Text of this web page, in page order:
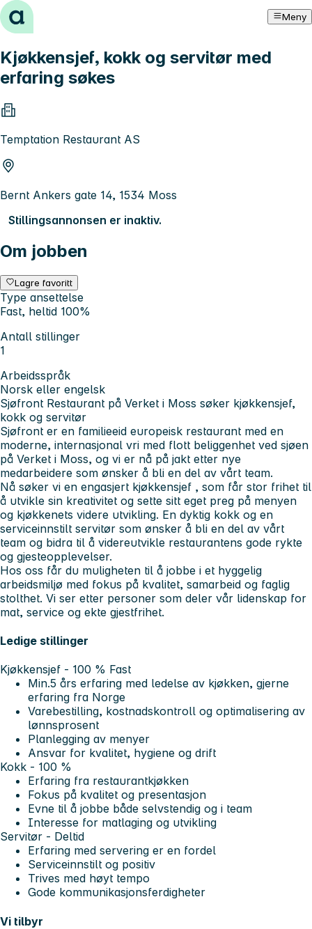
Hopp til innhold Meny
Kjøkkensjef, kokk og servitør med
erfaring søkes
Temptation Restaurant AS
Bernt Ankers gate 14, 1534 Moss
Stillingsannonsen er inaktiv.
Om jobben
Lagre favoritt
Type ansettelse
Fast, heltid 100%
Antall stillinger
1
Arbeidsspråk
Norsk eller engelsk
Sjøfront Restaurant på Verket i Moss søker kjøkkensjef,
kokk og servitør
Sjøfront er en familieeid europeisk restaurant med en
moderne, internasjonal vri med flott beliggenhet ved sjøen
på Verket i Moss, og vi er nå på jakt etter nye
medarbeidere som ønsker å bli en del av vårt team.
Nå søker vi en engasjert kjøkkensjef , som får stor frihet til
å utvikle sin kreativitet og sette sitt eget preg på menyen
og kjøkkenets videre utvikling. En dyktig kokk og en
serviceinnstilt servitør som ønsker å bli en del av vårt
team og bidra til å videreutvikle restaurantens gode rykte
og gjesteopplevelser.
Hos oss får du muligheten til å jobbe i et hyggelig
arbeidsmiljø med fokus på kvalitet, samarbeid og faglig
stolthet. Vi ser etter personer som deler vår lidenskap for
mat, service og ekte gjestfrihet.
Ledige stillinger
Kjøkkensjef - 100 % Fast
Min.5 års erfaring med ledelse av kjøkken, gjerne
erfaring fra Norge
Varebestilling, kostnadskontroll og optimalisering av
lønnsprosent
Planlegging av menyer
Ansvar for kvalitet, hygiene og drift
Kokk - 100 %
Erfaring fra restaurantkjøkken
Fokus på kvalitet og presentasjon
Evne til å jobbe både selvstendig og i team
Interesse for matlaging og utvikling
Servitør - Deltid
Erfaring med servering er en fordel
Serviceinnstilt og positiv
Trives med høyt tempo
Gode kommunikasjonsferdigheter
Vi tilbyr